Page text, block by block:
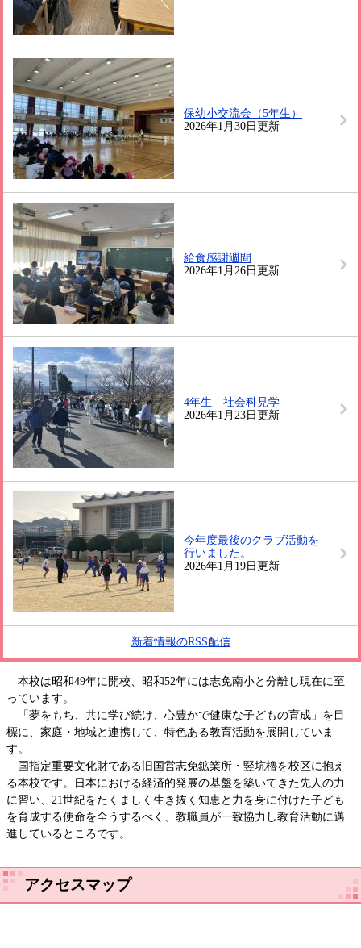
保幼小交流会（5年生）
2026年1月30日更新
給食感謝週間
2026年1月26日更新
4年生 社会科見学
2026年1月23日更新
今年度最後のクラブ活動を
行いました。
2026年1月19日更新
新着情報のRSS配信
本校は昭和49年に開校、昭和52年には志免南小と分離し現在に至
っています。
「夢をもち、共に学び続け、心豊かで健康な子どもの育成」を目
標に、家庭・地域と連携して、特色ある教育活動を展開していま
す。
国指定重要文化財である旧国営志免鉱業所・竪坑櫓を校区に抱え
る本校です。日本における経済的発展の基盤を築いてきた先人の力
に習い、21世紀をたくましく生き抜く知恵と力を身に付けた子ども
を育成する使命を全うするべく、教職員が一致協力し教育活動に邁
進しているところです。
アクセスマップ